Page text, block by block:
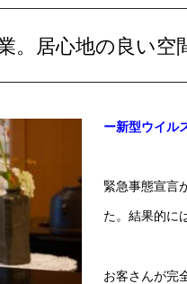
。居心地の良い空
ー新型ウイル
緊急事態宣言
た。結果的に
お客さんが完